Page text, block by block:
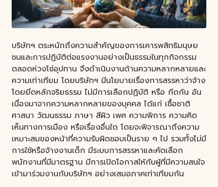
บริษัทฯ ตระหนักถึงความสำคัญของการเคารพสิทธิมนุษย
ชนและการปฏิบัติต่อแรงงานอย่างเป็นธรรมในทุกกิจกรรม
ตลอดห่วงโซ่อุปทาน จึงดำเนินงานด้านความหลากหลายและ
ความเท่าเทียม โดยบริษัทฯ มีนโยบายเรื่องการสรรหาว่าจ้าง
โดยยึดหลักจริยธรรม ไม่มีการเลือกปฏิบัติ หรือ กีดกัน อัน
เนื่องมาจากความหลากหลายของบุคคล ได้แก่ เชื้อชาติ
ศาสนา วัฒนธรรม ภาษา สีผิว เพศ ความพิการ ความคิด
เห็นทางการเมือง หรือเรื่องอื่นใด โดยจะพิจารณาถึงความ
เหมาะสมของหน้าที่ความรับผิดชอบเป็นราย ๆ ไป รวมทั้งไม่มี
การใช้หรือจ้างงานเด็ก มีระบบการสรรหาและคัดเลือก
พนักงานที่มีมาตรฐาน มีการเปิดโอกาสให้กับผู้ที่มีความสนใจ
เข้ามาร่วมงานกับบริษัทฯ อย่างเสมอภาคเท่าเทียมกัน